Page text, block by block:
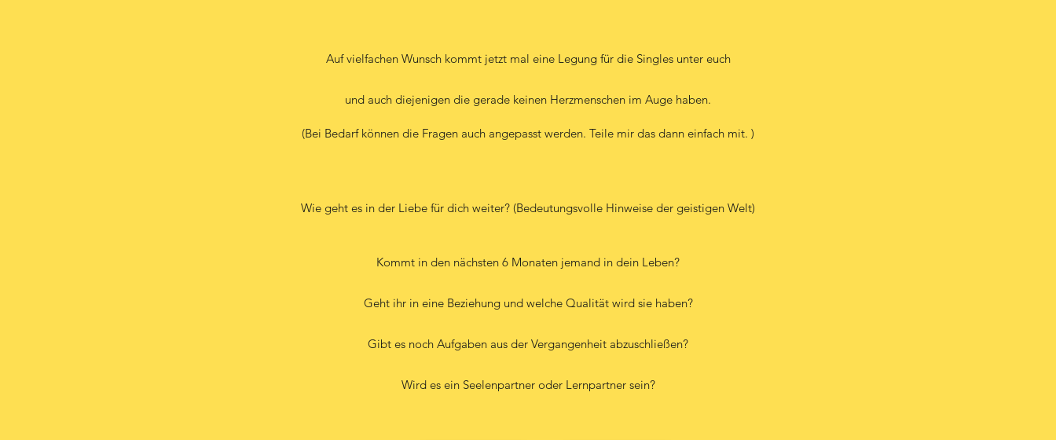
​​​​Auf vielfachen Wunsch kommt jetzt mal eine Legung für die Singles unter euch
und auch diejenigen die gerade keinen Herzmenschen im Auge haben.
(Bei Bedarf können die Fragen auch angepasst werden. Teile mir das dann einfach mit. )
Wie geht es in der Liebe für dich weiter? (Bedeutungsvolle Hinweise der geistigen Welt)
Kommt in den nächsten 6 Monaten jemand in dein Leben?
Geht ihr in eine Beziehung und welche Qualität wird sie haben?
Gibt es noch Aufgaben aus der Vergangenheit abzuschließen?
Wird es ein Seelenpartner oder Lernpartner sein?